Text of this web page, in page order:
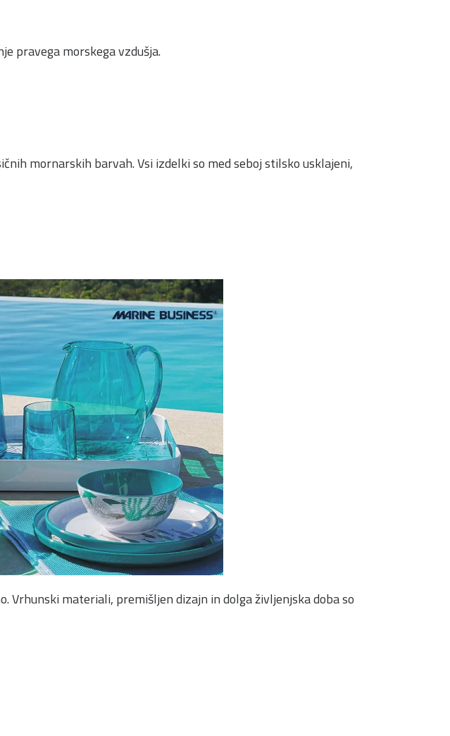
pravega morskega vzdušja.
mornarskih barvah. Vsi izdelki so med seboj stilsko usklajeni,
Vrhunski materiali, premišljen dizajn in dolga življenjska doba so